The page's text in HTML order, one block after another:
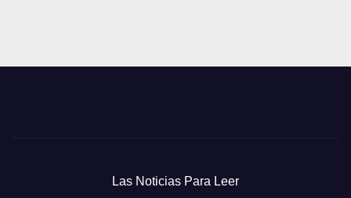
Las Noticias Para Leer